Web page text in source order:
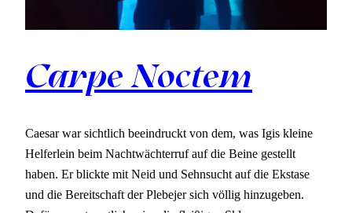
Carpe Noctem
Caesar war sichtlich beeindruckt von dem, was Igis kleine
Helferlein beim Nachtwächterruf auf die Beine gestellt
haben. Er blickte mit Neid und Sehnsucht auf die Ekstase
und die Bereitschaft der Plebejer sich völlig hinzugeben.